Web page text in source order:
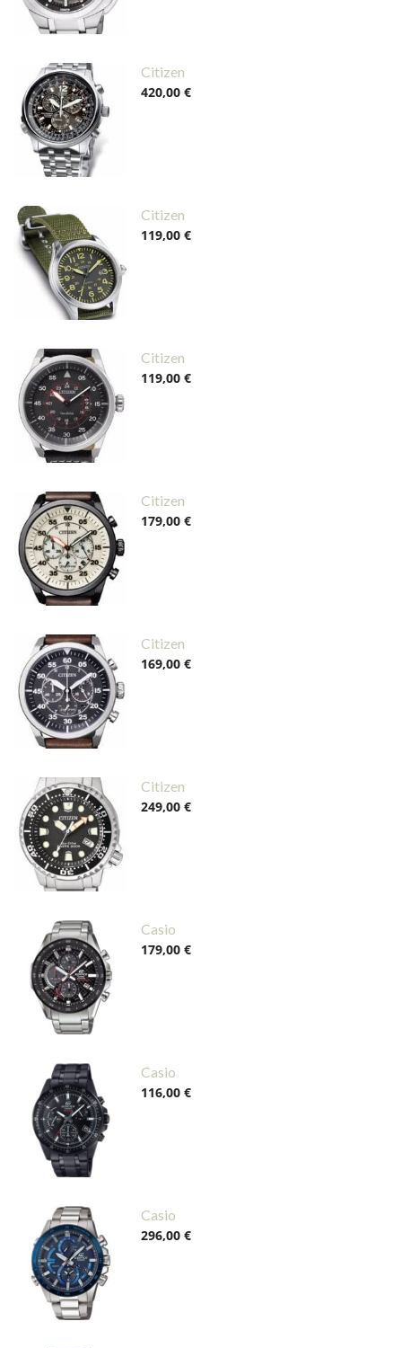
Citizen
420,00 €
Citizen
119,00 €
Citizen
119,00 €
Citizen
179,00 €
Citizen
169,00 €
Citizen
249,00 €
Casio
179,00 €
Casio
116,00 €
Casio
296,00 €